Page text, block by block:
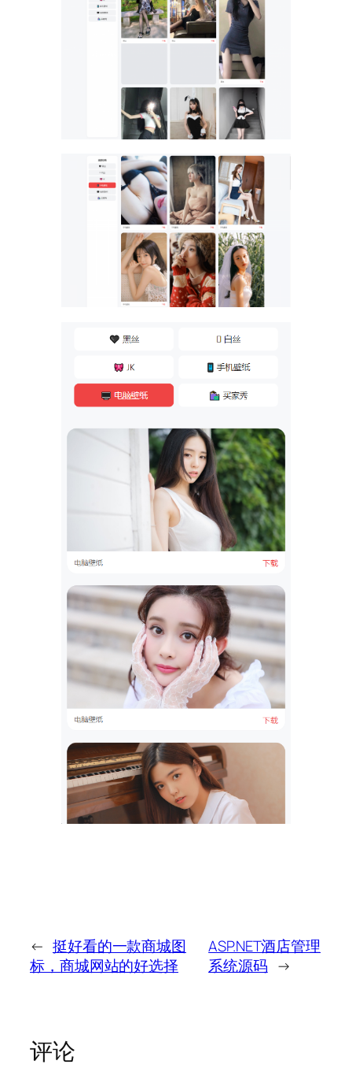
← 挺好看的一款商城图
标，商城网站的好选择
ASP.NET酒店管理
系统源码 →
评论